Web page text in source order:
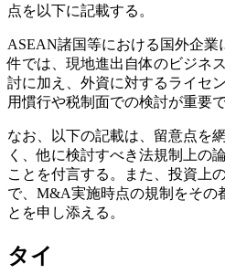
点を以下に記載する。
ASEAN諸国等における国外企業
件では、現地進出自体のビジネ
討に加え、外資に対するライセ
用慣行や税制面での検討が重要で
なお、以下の記載は、留意点を
く、他に検討すべき法規制上の
ことを付言する。また、投資上
で、M&A実施時点の規制をその
とを申し添える。
タイ